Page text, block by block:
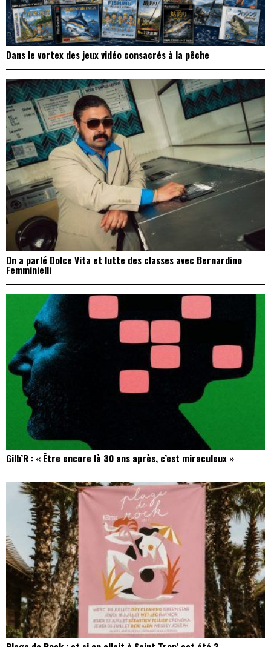
Dans le vortex des jeux vidéo consacrés à la pêche
On a parlé Dolce Vita et lutte des classes avec Bernardino
Femminielli
Gilb’R : « Être encore là 30 ans après, c’est miraculeux »